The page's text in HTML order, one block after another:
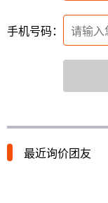
手机号码：
最近询价团友